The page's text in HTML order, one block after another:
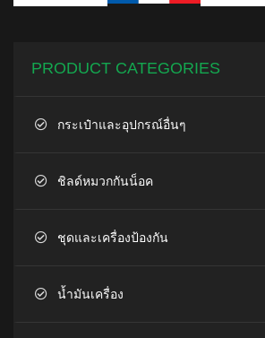
PRODUCT CATEGORIES
กระเป๋าและอุปกรณ์อื่นๆ
ชิลด์หมวกกันน็อค
ชุดและเครื่องป้องกัน
น้ำมันเครื่อง